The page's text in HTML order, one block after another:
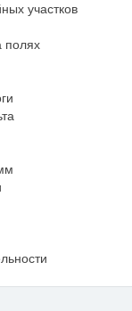
участков
полях